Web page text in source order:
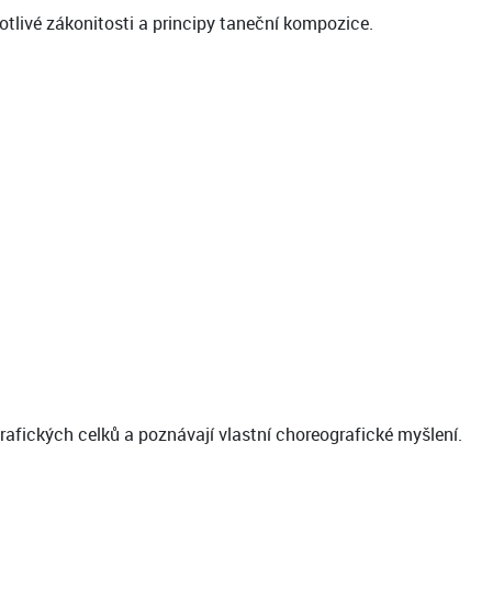
zákonitosti a principy taneční kompozice.
celků a poznávají vlastní choreografické myšlení.